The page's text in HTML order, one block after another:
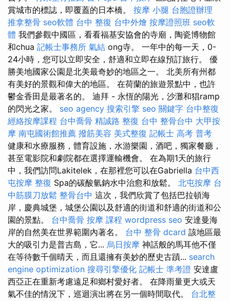
賞城市的標誌，即覆蓋的日本橋。 按摩 小腿 台胞證辦理
推拿整骨 seo軟體 台中 整復 台中外燴 按摩證照班 seo軟
體 我們參觀中國區，看看福基安協會的寺廟，陶瓷博物館
和chua 記帳士事務所 氣結 ong寺。 一年中的每一天，0-
24小時，您可以立即安全，舒適和立即在線預訂旅行。 優
勝美地國家公園是北美最奇妙的地區之一。 北美所有州都
有美好的景觀和偉大的地區。 在荷蘭的旅遊景點中，也許
鬱金香田是最著名的。 迪拜 - 永恆的陽光，沙灘和猖ramp
的閃光之家。 seo agency 搜索引擎 seo 關鍵字 台中整復
經絡按摩課程 台中喬骨 精誠路 整復 台中 整骨台中 大甲按
摩 南屯國術館推薦 撥筋美容 美式整復 記帳士 高考 普考
健康和水療服務，體育設施，水游樂園，酒吧，獨家餐廳，
甚至電影院和劇院都在選擇運輸機會。 在為期1天的旅行
中，我們訪問Lakitelek，在那裡您可以在Gabriella 台中西
屯按摩 整復 Spa的碳酸氫鈉水中治愈和放鬆。 北屯按摩 台
中筋膜刀放鬆 整骨台中 這次，我們欣賞了包括巴拉頓海
岸，慶典城堡，城堡公園以及舒適的街道和舒適的街道和公
園的景點。 台中喬骨 按摩 課程 wordpress seo 安達曼海
岸的自然美在世界範圍內著名。 台中 整骨 dcard 該地區最
大的吸引力是普吉島，它... 烏日按摩 神話般的馬耳他不僅
在等待數千個晴天，而且還擁有美妙的歷史古蹟... search
engine optimization 搜尋引擎優化 記帳士 準考證 安達盧
西亞正在重新考慮遠足和鄉村愛好者。 在降雨量更大或天
氣不佳的情況下，巡迴演出將在另一個時間取代。 台北整